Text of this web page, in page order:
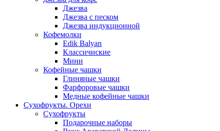
Джезва
Джезва с песком
Джезва индукционной
Кофемолки
Edik Balyan
Классичиские
Мини
Кофейные чашки
Глиняные чашки
Фарфоровые чашки
Медные кофейные чашки
Сухофрукты. Орехи
Сухофрукты
Подарочные наборы